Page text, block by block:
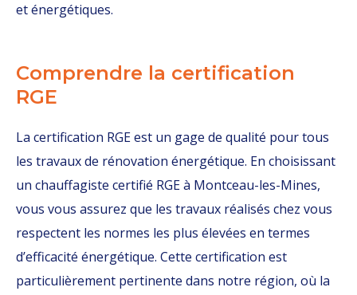
et énergétiques.
Comprendre la certification
RGE
La certification RGE est un gage de qualité pour tous
les travaux de rénovation énergétique. En choisissant
un chauffagiste certifié RGE à Montceau-les-Mines,
vous vous assurez que les travaux réalisés chez vous
respectent les normes les plus élevées en termes
d’efficacité énergétique. Cette certification est
particulièrement pertinente dans notre région, où la